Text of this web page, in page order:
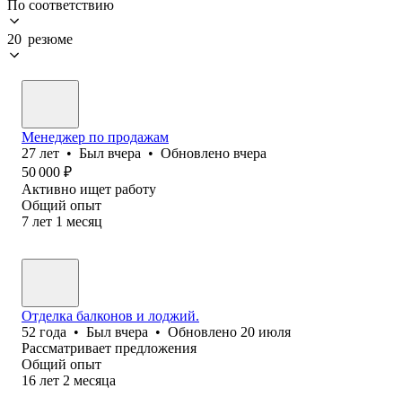
По соответствию
20 резюме
Менеджер по продажам
27 лет • Был вчера • Обновлено вчера
50 000 ₽
Активно ищет работу
Общий опыт
7 лет 1 месяц
Отделка балконов и лоджий.
52 года • Был вчера • Обновлено 20 июля
Рассматривает предложения
Общий опыт
16 лет 2 месяца